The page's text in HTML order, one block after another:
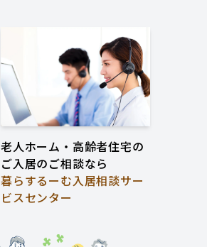
老人ホーム・高齢者住宅の
ご入居のご相談なら
暮らするーむ入居相談サー
ビスセンター